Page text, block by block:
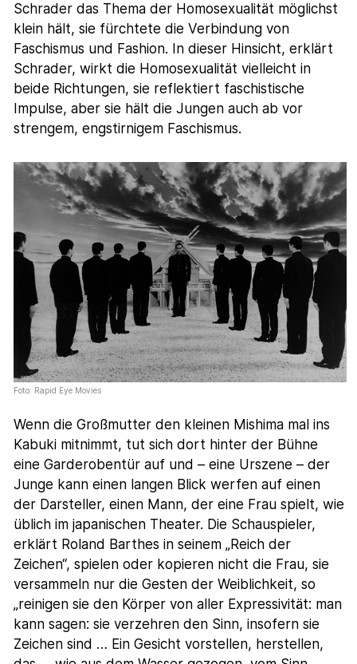
Schrader das Thema der Homosexualität möglichst
klein hält, sie fürchtete die Verbindung von
Faschismus und Fashion. In dieser Hinsicht, erklärt
Schrader, wirkt die Homosexualität vielleicht in
beide Richtungen, sie reflektiert faschistische
Impulse, aber sie hält die Jungen auch ab vor
strengem, engstirnigem Faschismus.
Foto: Rapid Eye Movies
Wenn die Großmutter den kleinen Mishima mal ins
Kabuki mitnimmt, tut sich dort hinter der Bühne
eine Garderobentür auf und – eine Urszene – der
Junge kann einen langen Blick werfen auf einen
der Darsteller, einen Mann, der eine Frau spielt, wie
üblich im japanischen Theater. Die Schauspieler,
erklärt Roland Barthes in seinem „Reich der
Zeichen“, spielen oder kopieren nicht die Frau, sie
versammeln nur die Gesten der Weiblichkeit, so
„reinigen sie den Körper von aller Expressivität: man
kann sagen: sie verzehren den Sinn, insofern sie
Zeichen sind … Ein Gesicht vorstellen, herstellen,